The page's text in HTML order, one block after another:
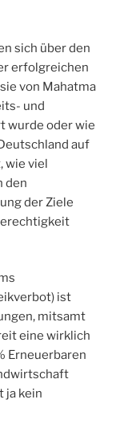
sich über den
erfolgreichen
von Mahatma
und
wurde oder wie
auf
wie viel
den
der Ziele
ist
mitsamt
eine wirklich
Erneuerbaren
ja kein